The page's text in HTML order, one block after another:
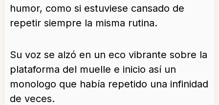
humor, como si estuviese cansado de
repetir siempre la misma rutina.
Su voz se alzó en un eco vibrante sobre la
plataforma del muelle e inicio así un
monologo que había repetido una infinidad
de veces.